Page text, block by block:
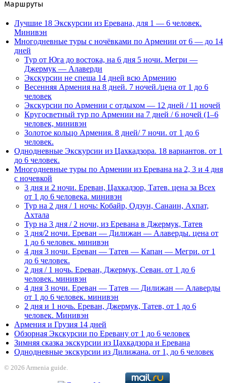
Маршруты
Лучшие 18 Экскурсии из Еревана, для 1 — 6 человек.
Минивэн
Многодневные туры с ночёвками по Армении от 6 — до 14
дней
Тур от Юга до востока, на 6 дня 5 ночи. Мегри —
Джермук — Алаверди
Экскурсии не спеша 14 дней всю Армению
Весенняя Армения на 8 дней. 7 ночей./цена от 1 до 6
человек
Экскурсии по Армении с отдыхом — 12 дней / 11 ночей
Кругосветный тур по Армении на 7 дней / 6 ночей (1–6
человек, минивэн
Золотое кольцо Армения. 8 дней/ 7 ночи. от 1 до 6
человек.
Однодневные Экскурсии из Цахкадзора. 18 вариантов. от 1
до 6 человек.
Многодневные туры по Армении из Еревана на 2, 3 и 4 дня
с ночевкой
3 дня и 2 ночи. Ереван, Цахкадзор, Татев. цена за Всех
от 1 до 6 человека. минивэн
Тур на 2 дня / 1 ночь: Кобайр, Одзун, Санаин, Ахпат,
Ахтала
Тур на 3 дня / 2 ночи, из Еревана в Джермук, Татев
3 дня/2 ночи. Ереван — Дилижан — Алаверды. цена от
1 до 6 человек. минивэн
4 дня 3 ночи. Ереван — Татев — Капан — Мегри. от 1
до 6 человек.
2 дня / 1 ночь. Ереван, Джермук, Севан. от 1 до 6
человек. минивэн
4 дня 3 ночи. Ереван — Татев — Дилижан — Алаверды
от 1 до 6 человек. минивэн
2 дня и 1 ночь. Ереван, Джермук, Татев, от 1 до 6
человек. Минивэн
Армения и Грузия 14 дней
Обзорная Экскурсии по Еревану от 1 до 6 человек
Зимняя сказка экскурсии из Цахкадзора и Еревана
Однодневные экскурсии из Дилижана. от 1, до 6 человек
© 2026 Armenia guide.